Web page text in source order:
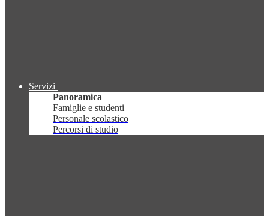
Servizi
Panoramica
Famiglie e studenti
Personale scolastico
Percorsi di studio